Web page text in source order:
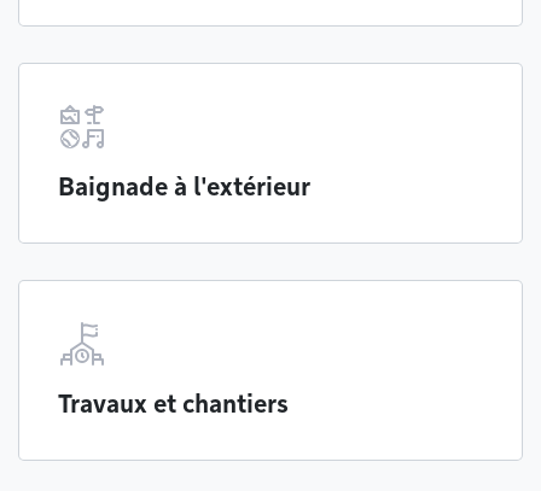
Baignade à l'extérieur
Travaux et chantiers